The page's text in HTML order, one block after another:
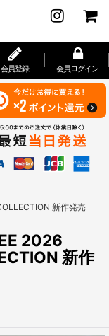
会員登録 会員ログイン
新作発売
2026
新作